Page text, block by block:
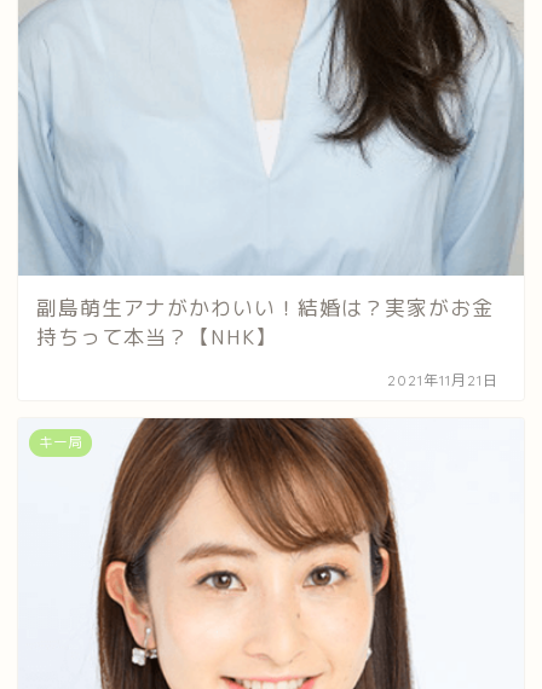
副島萌生アナがかわいい！結婚は？実家がお金
持ちって本当？【NHK】
2021年11月21日
キー局